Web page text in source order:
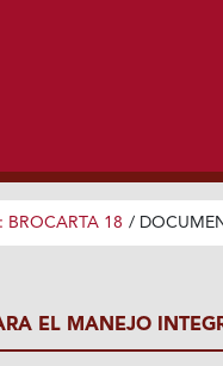
BROCARTA 18 /
EL MANEJO